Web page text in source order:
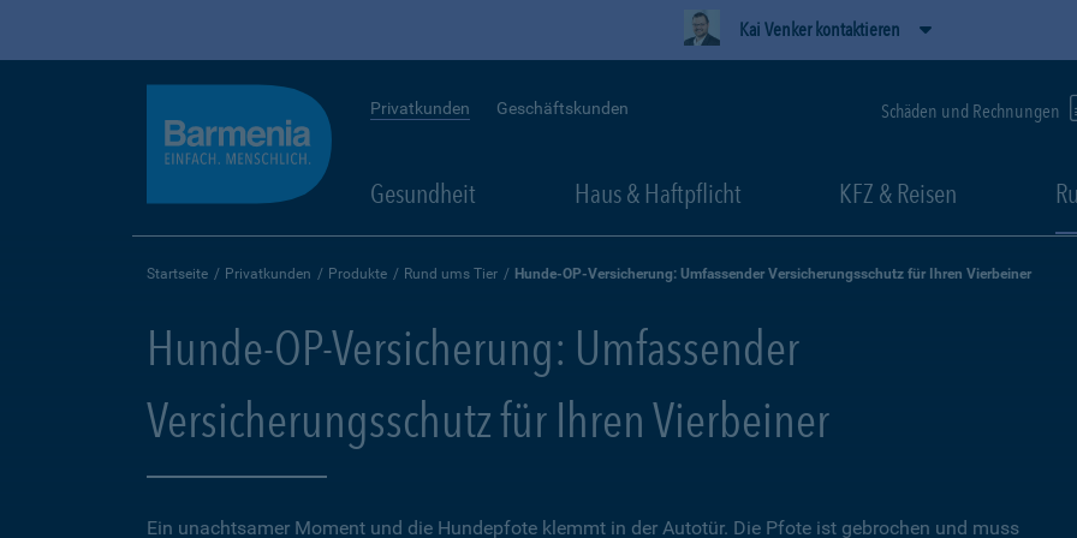
Kai Venker kontaktieren
Privatkunden Geschäftskunden Schäden und Rechnungen
Gesundheit Haus & Haftpflicht KFZ & Reisen
Startseite Privatkunden Produkte Rund ums Tier Hunde-OP-Versicherung: Umfassender Versicherungsschutz für Ihren Vierbeiner
Hunde-OP-Versicherung: Umfassender
Versicherungsschutz für Ihren Vierbeiner
Ein unachtsamer Moment und die Hundepfote klemmt in der Autotür. Die Pfote ist gebrochen und muss